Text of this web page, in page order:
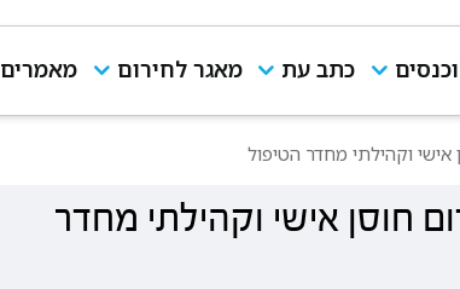
כתב עת מאגר לחירום מאמרים
וקהילתי מחדר הטיפול
חוסן אישי וקהילתי מחדר